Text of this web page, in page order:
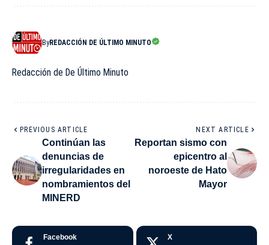
ByREDACCIÓN DE ÚLTIMO MINUTO
Redacción de De Último Minuto
PREVIOUS ARTICLE
Continúan las
denuncias de
irregularidades en
nombramientos del
MINERD
NEXT ARTICLE
Reportan sismo con
epicentro al
noroeste de Hato
Mayor
Facebook X